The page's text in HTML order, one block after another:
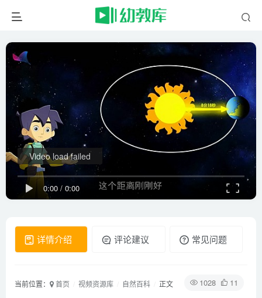
0:00 / 0:00
Video load failed
详情介绍 评论建议 常见问题
1028 11
当前位置： 首页 视频资源库 自然百科 正文